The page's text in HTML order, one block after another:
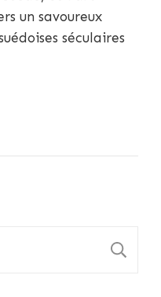
un savoureux
séculaires